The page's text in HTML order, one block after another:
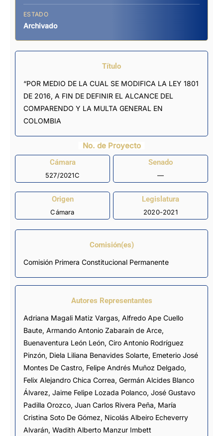
ESTADO
Archivado
Título
“POR MEDIO DE LA CUAL SE MODIFICA LA LEY 1801
DE 2016, A FIN DE DEFINIR EL ALCANCE DEL
COMPARENDO Y LA MULTA GENERAL EN
COLOMBIA
No. de Proyecto
Cámara
527/2021C
Senado
—
Origen
Cámara
Legislatura
2020-2021
Comisión(es)
Comisión Primera Constitucional Permanente
Autores Representantes
Adriana Magali Matiz Vargas, Alfredo Ape Cuello
Baute, Armando Antonio Zabaraín de Arce,
Buenaventura León León, Ciro Antonio Rodríguez
Pinzón, Diela Liliana Benavides Solarte, Emeterio José
Montes De Castro, Felipe Andrés Muñoz Delgado,
Felix Alejandro Chica Correa, Germán Alcides Blanco
Álvarez, Jaime Felipe Lozada Polanco, José Gustavo
Padilla Orozco, Juan Carlos Rivera Peña, María
Cristina Soto De Gómez, Nicolás Albeiro Echeverry
Alvarán, Wadith Alberto Manzur Imbett